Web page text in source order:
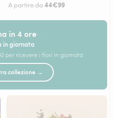
A partire da 44€99
in 4 ore
in giornata
per ricevere i fiori in giornata
collezione →